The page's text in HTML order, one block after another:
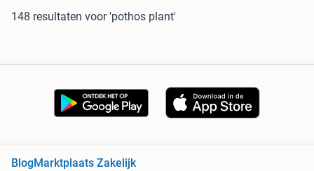
148 resultaten voor 'pothos plant'
BlogMarktplaats Zakelijk